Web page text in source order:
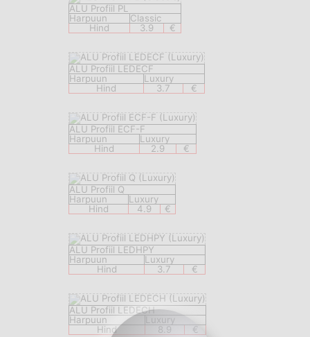
ALU Profiil PL
Harpuun
Classic
Hind
3.9 €
ALU Profiil LEDECF
Harpuun
Luxury
Hind
3.7 €
ALU Profiil ECF-F
Harpuun
Luxury
Hind
2.9 €
ALU Profiil Q
Harpuun
Luxury
Hind
4.9 €
ALU Profiil LEDHPY
Harpuun
Luxury
Hind
3.7 €
ALU Profiil LEDECH
Harpuun
Luxury
Hind
8.9 €